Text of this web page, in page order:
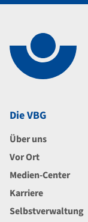
Die VBG
Über uns
Vor Ort
Medien-Center
Karriere
Selbstverwaltung